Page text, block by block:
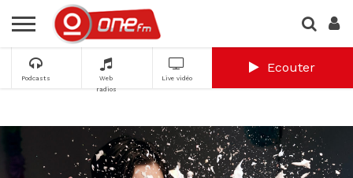
Podcasts
Web
radios
Live vidéo
Ecouter